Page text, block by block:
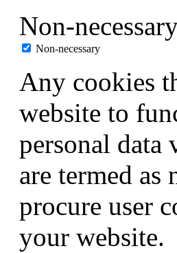
Non-
Non-necessary
Any cookies
website to
personal data
are termed as
procure user
your website.